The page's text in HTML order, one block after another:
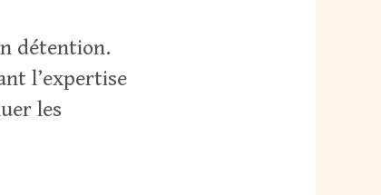
détention.
l’expertise
les